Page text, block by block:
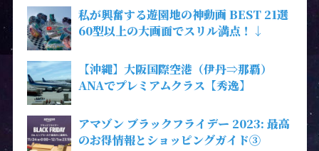
私が興奮する遊園地の神動画 BEST 21選
60型以上の大画面でスリル満点！↓
【沖縄】大阪国際空港（伊丹⇒那覇）
ANAでプレミアムクラス【秀逸】
アマゾン ブラックフライデー 2023: 最高
のお得情報とショッピングガイド③